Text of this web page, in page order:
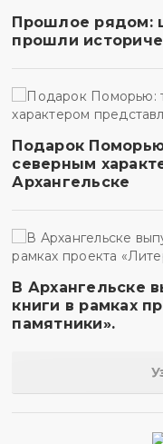
Прошлое рядом:
прошли
Подарок
северным
Архангельске
В Архангельске
книги в рамках
памятники».